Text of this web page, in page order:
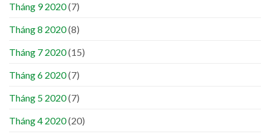
Tháng 9 2020(7)
Tháng 8 2020(8)
Tháng 7 2020(15)
Tháng 6 2020(7)
Tháng 5 2020(7)
Tháng 4 2020(20)